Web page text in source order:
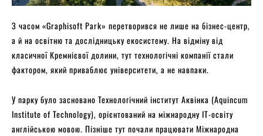
З часом «Graphisoft Park» перетворився не лише на бізнес-центр,
а й на освітню та дослідницьку екосистему. На відміну від
класичної Кремнієвої долини, тут технологічні компанії стали
фактором, який приваблює університети, а не навпаки.
У парку було засновано Технологічний інститут Аквінка (Aquincum
Institute of Technology), орієнтований на міжнародну IT-освіту
англійською мовою. Пізніше тут почали працювати Міжнародна